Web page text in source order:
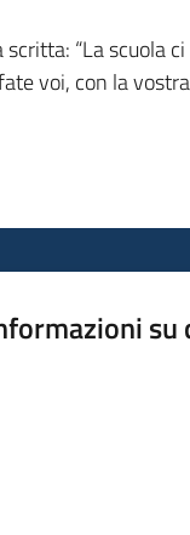
“La scuola
voi, con la
su